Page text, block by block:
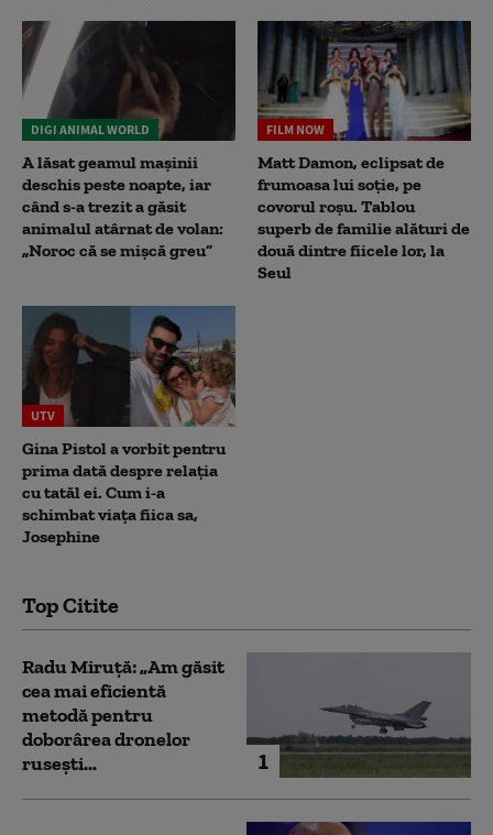
DIGI ANIMAL WORLD
A lăsat geamul mașinii
deschis peste noapte, iar
când s-a trezit a găsit
animalul atârnat de volan:
„Noroc că se mișcă greu”
FILM NOW
Matt Damon, eclipsat de
frumoasa lui soție, pe
covorul roșu. Tablou
superb de familie alături de
două dintre fiicele lor, la
Seul
UTV
Gina Pistol a vorbit pentru
prima dată despre relația
cu tatăl ei. Cum i-a
schimbat viața fiica sa,
Josephine
Top Citite
1
Radu Miruță: „Am găsit
cea mai eficientă
metodă pentru
doborârea dronelor
rusești...